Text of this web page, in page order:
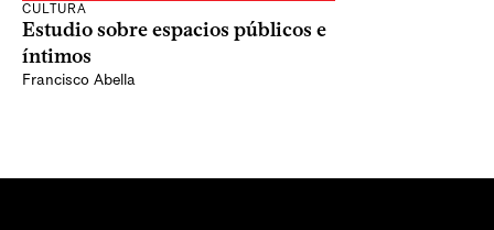
CULTURA
Estudio sobre espacios públicos e
íntimos
Francisco Abella